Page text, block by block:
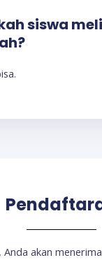
siswa
akan